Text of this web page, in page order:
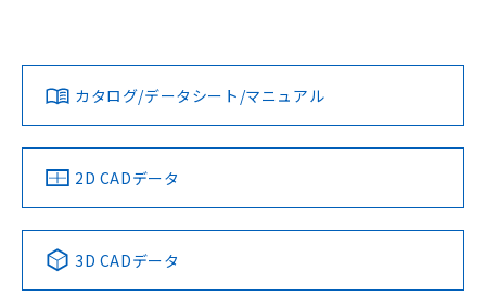
ダウンロードデータをご利用いただく前に、以下を必ずお読
みください。
ソフトウェアの使用条件
対応済み
中国 RoHS 注意事項・凡例
Pb Hg Cd Cr(VI)
カタログ/データシート/マニュアル
2D CADデータ
3D CADデータ